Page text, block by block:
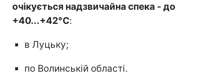
очікується надзвичайна спека - до
+40...+42°С:
в Луцьку;
по Волинській області.